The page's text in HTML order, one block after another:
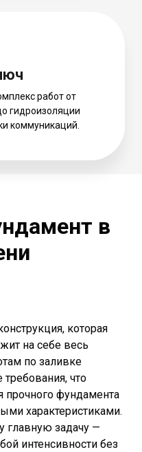
работ от
гидроизоляции
коммуникаций.
в
которая
на себе весь
по заливке
что
прочного фундамента
характеристиками.
главную задачу —
интенсивности без